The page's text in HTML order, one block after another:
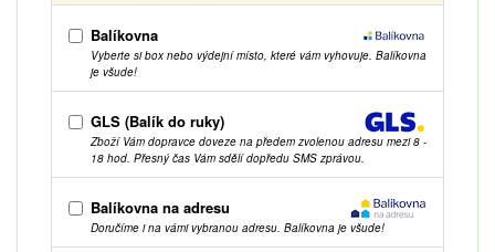
Balíkovna
Vyberte si box nebo výdejní místo, které vám vyhovuje. Balíkovna
je všude!
GLS (Balík do ruky)
Zboží Vám dopravce doveze na předem zvolenou adresu mezi 8 -
18 hod. Přesný čas Vám sdělí dopředu SMS zprávou.
Balíkovna na adresu
Doručíme i na vámi vybranou adresu. Balíkovna je všude!